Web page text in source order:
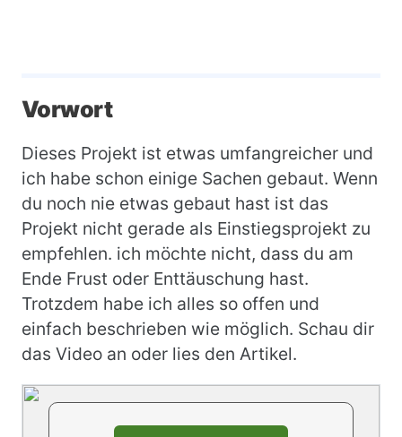
Vorwort
Dieses Projekt ist etwas umfangreicher und
ich habe schon einige Sachen gebaut. Wenn
du noch nie etwas gebaut hast ist das
Projekt nicht gerade als Einstiegsprojekt zu
empfehlen. ich möchte nicht, dass du am
Ende Frust oder Enttäuschung hast.
Trotzdem habe ich alles so offen und
einfach beschrieben wie möglich. Schau dir
das Video an oder lies den Artikel.